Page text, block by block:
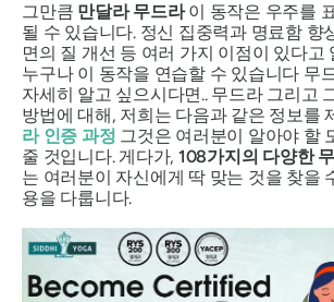
그만큼 만달라 무드라이 동작은 우주를
될 수 있습니다. 정신 집중력과 명료함 향
면의 질 개선 등 여러 가지 이점이 있다고
누구나 이 동작을 연습할 수 있습니다 무
자세히 알고 싶으시다면.. 무드라그리고
방법에 대해, 저희는 다음과 같은 정보를
라인증 과정 그것은 여러분이 알아야 할
줄 것입니다. 게다가, 108가지의 다양한
는 여러분이 자신에게 딱 맞는 것을 찾을
용을 다룹니다.